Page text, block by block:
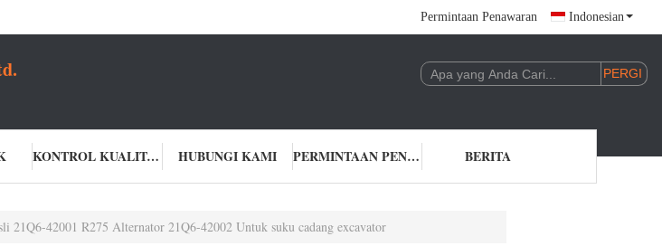
Permintaan Penawaran Indonesian
KONTROL KUALITAS HUBUNGI KAMI PERMINTAAN PENAWARAN BERITA
21Q6-42001 R275 Alternator 21Q6-42002 Untuk suku cadang excavator